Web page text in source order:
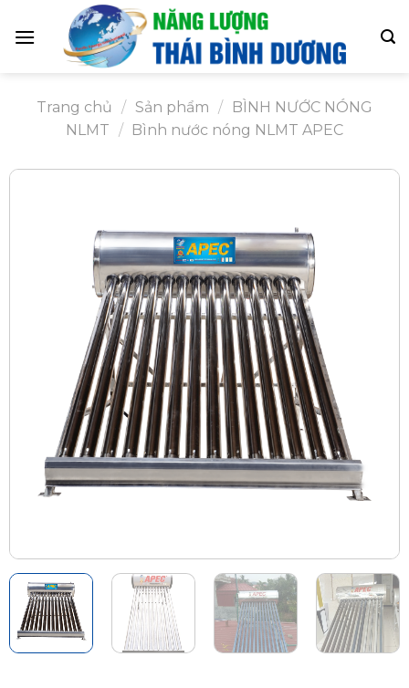
Trang chủ / Sản phẩm /
BÌNH NƯỚC NÓNG
NLMT / Bình nước nóng NLMT APEC